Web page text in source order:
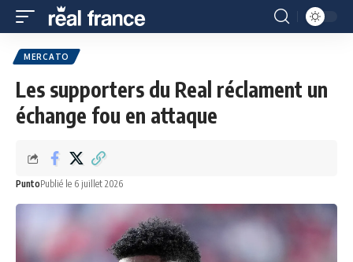
MERCATO
Les supporters du Real réclament un
échange fou en attaque
PuntoPublié le 6 juillet 2026